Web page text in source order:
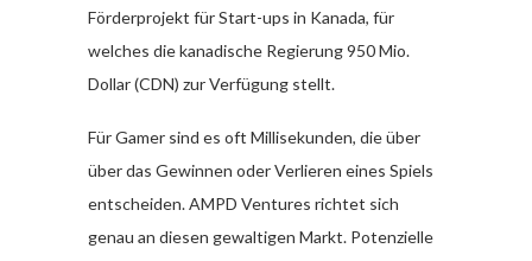
Förderprojekt für Start-ups in Kanada, für
welches die kanadische Regierung 950 Mio.
Dollar (CDN) zur Verfügung stellt.
Für Gamer sind es oft Millisekunden, die über
über das Gewinnen oder Verlieren eines Spiels
entscheiden. AMPD Ventures richtet sich
genau an diesen gewaltigen Markt. Potenzielle